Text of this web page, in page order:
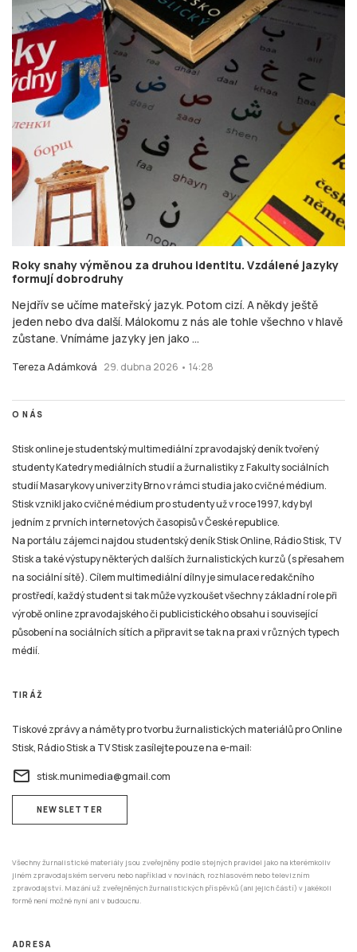
Roky snahy výměnou za druhou identitu. Vzdálené jazyky
formují dobrodruhy
Nejdřív se učíme mateřský jazyk. Potom cizí. A někdy ještě
jeden nebo dva další. Málokomu z nás ale tohle všechno v hlavě
zůstane. Vnímáme jazyky jen jako ...
Tereza Adámková 29. dubna 2026 • 14:28
O NÁS
Stisk online je studentský multimediální zpravodajský deník tvořený
studenty Katedry mediálních studií a žurnalistiky z Fakulty sociálních
studií Masarykovy univerzity Brno v rámci studia jako cvičné médium.
Stisk vznikl jako cvičné médium pro studenty už v roce 1997, kdy byl
jedním z prvních internetových časopisů v České republice.
Na portálu zájemci najdou studentský deník Stisk Online, Rádio Stisk, TV
Stisk a také výstupy některých dalších žurnalistických kurzů (s přesahem
na sociální sítě). Cílem multimediální dílny je simulace redakčního
prostředí, každý student si tak může vyzkoušet všechny základní role při
výrobě online zpravodajského či publicistického obsahu i související
působení na sociálních sítích a připravit se tak na praxi v různých typech
médií.
TIRÁŽ
Tiskové zprávy a náměty pro tvorbu žurnalistických materiálů pro Online
Stisk, Rádio Stisk a TV Stisk zasílejte pouze na e-mail:
email stisk.munimedia@gmail.com
NEWSLETTER
Všechny žurnalistické materiály jsou zveřejněny podle stejných pravidel jako na kterémkoliv
jiném zpravodajském serveru nebo například v novinách, rozhlasovém nebo televizním
zpravodajství. Mazání už zveřejněných žurnalistických příspěvků (ani jejich částí) v jakékoli
formě není možné nyní ani v budoucnu.
ADRESA